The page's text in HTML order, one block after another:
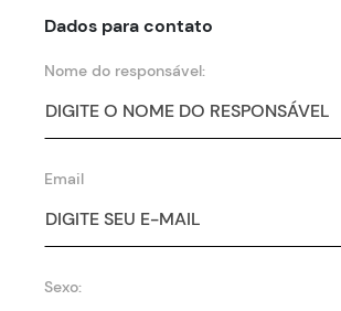
Dados para contato
Nome do responsável:
Email
Sexo: